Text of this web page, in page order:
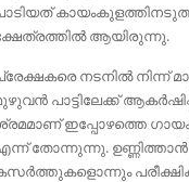
ആയിരുന്നു.
നടനിൽ നിന്ന്
പാട്ടിലേക്ക്
ഇപ്പോഴത്തെ
തോന്നുന്നു.